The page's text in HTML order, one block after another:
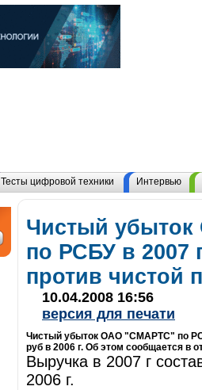
Тесты цифровой техники Интервью
Чистый
по РСБУ в 2007
против чистой
10.04.2008 16:56
версия для печати
Чистый убыток ОАО "СМАРТС" по
руб в 2006 г. Об этом сообщается в
Выручка в 2007 г
2006 г.